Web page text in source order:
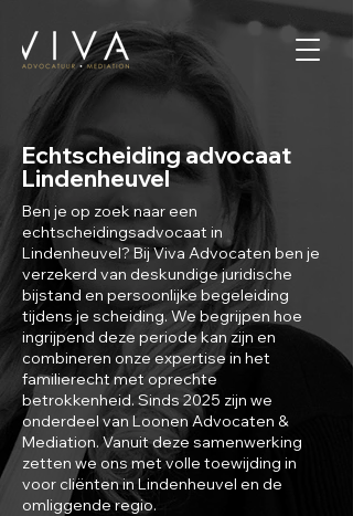
Echtscheiding advocaat
Lindenheuvel
Ben je op zoek naar een
echtscheidingsadvocaat in
Lindenheuvel? Bij Viva Advocaten ben je
verzekerd van deskundige juridische
bijstand en persoonlijke begeleiding
tijdens je scheiding. We begrijpen hoe
ingrijpend deze periode kan zijn en
combineren onze expertise in het
familierecht met oprechte
betrokkenheid. Sinds 2025 zijn we
onderdeel van Loonen Advocaten &
Mediation. Vanuit deze samenwerking
zetten we ons met volle toewijding in
voor cliënten in Lindenheuvel en de
omliggende regio.